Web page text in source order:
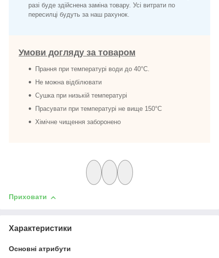
разі буде здійснена заміна товару. Усі витрати по
пересилці будуть за наш рахунок.
Умови догляду за товаром
Прання при температурі води до 40°C.
Не можна відбілювати
Сушка при низькій температурі
Прасувати при температурі не вище 150°C
Хімічне чищення заборонено
Приховати
Характеристики
Основні атрибути